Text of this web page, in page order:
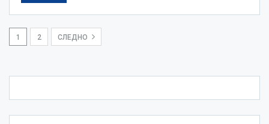
1 2 СЛЕДНО